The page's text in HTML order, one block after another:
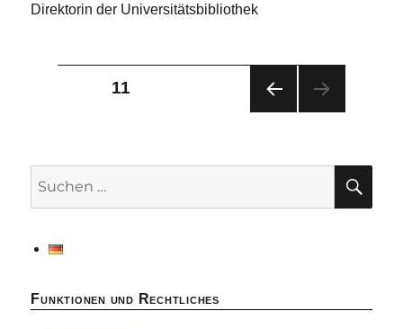
Direktorin der Universitätsbibliothek
Seitennummerierung
Beiträge
SEITE11
Funktionen und Rechtliches